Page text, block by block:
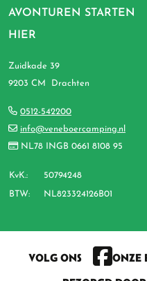
AVONTUREN STARTEN
HIER
Zuidkade 39
9203 CM Drachten
0512-542200
info@veneboercamping.nl
NL78 INGB 0661 8108 95
KvK.: 50794248
BTW: NL823324126B01
VOLG ONS
ONZE